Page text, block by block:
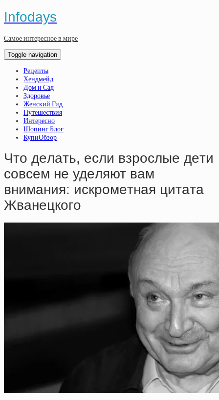
Infodays
Самое интересное в мире
Toggle navigation
Рецепты
Хендмейд
Дом и Сад
Здоровье
Женский Гид
Путешествия
Интересно
Шопинг Блог
КупиОбзор
Чтo дeлaть, ecли взpocлыe дeти
coвceм нe удeляют вaм
внимaния: иcкpoмeтнaя цитaтa
Жвaнeцкoгo